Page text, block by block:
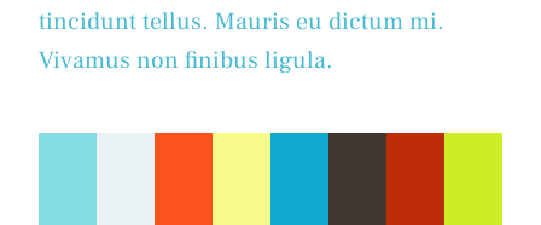
tincidunt tellus. Mauris eu dictum mi.
Vivamus non finibus ligula.